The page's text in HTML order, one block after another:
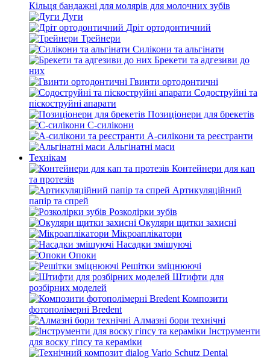
Кільця бандажні для молярів для молочних зубів
Дуги
Дріт ортодонтичний
Трейнери
Силікони та альгінати
Брекети та адгезиви до
них
Гвинти ортодонтичні
Содоструйні та
піскоструйні апарати
Позиціонери для брекетів
С-силікони
А-силікони та реєстранти
Альгінатні маси
Технікам
Контейнери для кап
та протезів
Артикуляційний
папір та спрей
Розколірки зубів
Окуляри щитки захисні
Мікроаплікатори
Насадки змішуючі
Опоки
Решітки зміцнюючі
Штифти для
розбірних моделей
Композити
фотополімерні Bredent
Алмазні бори технічні
Інструменти
для воску гіпсу та кераміки